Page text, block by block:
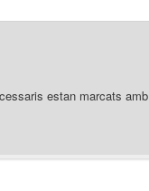
estan marcats amb